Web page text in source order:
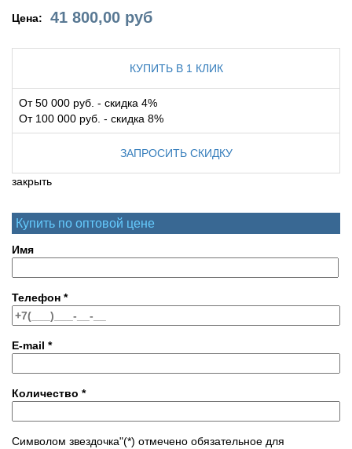
Цена: 41 800,00 руб
КУПИТЬ В 1 КЛИК
От 50 000 руб. - скидка 4%
От 100 000 руб. - скидка 8%
ЗАПРОСИТЬ СКИДКУ
закрыть
Купить по оптовой цене
Имя
Телефон *
E-mail *
Количество *
Символом звездочка"(*) отмечено обязательное для